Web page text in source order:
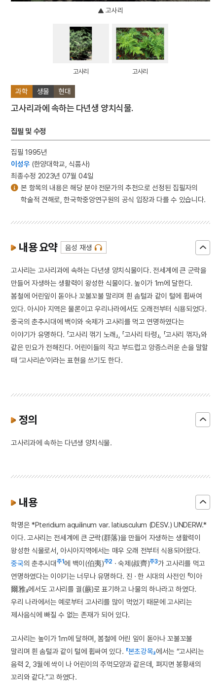
과학 생물 현대
고사리과에 속하는 다년생 양치식물.
집필 및 수정
집필 1995년
이성우 (한양대학교, 식품사)
최종수정 2023년 07월 04일
고사리
고사리 고사리
본 항목의 내용은 해당 분야 전문가의 추천으로 선정된 집필자의
학술적 견해로, 한국학중앙연구원의 공식 입장과 다를 수 있습니다.
내용 요약 음성 재생
고사리는 고사리과에 속하는 다년생 양치식물이다. 전세계에 큰 군락을
만들어 자생하는 생활력이 왕성한 식물이다. 높이가 1m에 달한다.
봄철에 어린잎이 돋아나 꼬불꼬불 말리며 흰 솜털과 같이 털에 휩싸여
있다. 아시아 지역은 물론이고 우리나라에서도 오래전부터 식용되었다.
중국의 춘추시대에 백이와 숙제가 고사리를 먹고 연명하였다는
이야기가 유명하다. 「고사리 꺾기 노래」, 「고사리 타령」, 「고사리 꺾자」와
같은 민요가 전해진다. 어린이들의 작고 부드럽고 앙증스러운 손을 말할
때 ‘고사리손’이라는 표현을 쓰기도 한다.
정의
고사리과에 속하는 다년생 양치식물.
내용
학명은 *Pteridium aquilinum var. latiusculum (DESV.) UNDERW.*
이다. 고사리는 전세계에 큰 군락(群落)을 만들어 자생하는 생활력이
왕성한 식물로서, 아시아지역에서는 매우 오래 전부터 식용되어왔다.
중국의 춘추시대주1 에 백이(伯夷)주2 · 숙제(叔齊)주3가 고사리를 먹고
연명하였다는 이야기는 너무나 유명하다. 진 · 한 시대의 사전인 『이아
爾雅』에서도 고사리를 궐(蕨)로 표기하고 나물의 하나라고 하였다.
우리 나라에서는 예로부터 고사리를 많이 먹었기 때문에 고사리는
제사음식에 빠질 수 없는 존재가 되어 있다.
고사리는 높이가 1m에 달하며, 봄철에 어린 잎이 돋아나 꼬불꼬불
말리며 흰 솜털과 같이 털에 휩싸여 있다. 『본초강목』에서는 “고사리는
음력 2, 3월에 싹이 나 어린이의 주먹모양과 같은데, 펴지면 봉황새의
꼬리와 같다.”고 하였다.